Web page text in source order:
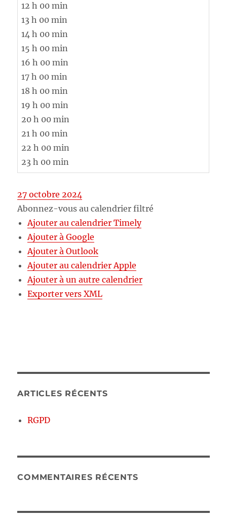
12 h 00 min
13 h 00 min
14 h 00 min
15 h 00 min
16 h 00 min
17 h 00 min
18 h 00 min
19 h 00 min
20 h 00 min
21 h 00 min
22 h 00 min
23 h 00 min
27 octobre 2024
Abonnez-vous au calendrier filtré
Ajouter au calendrier Timely
Ajouter à Google
Ajouter à Outlook
Ajouter au calendrier Apple
Ajouter à un autre calendrier
Exporter vers XML
ARTICLES RÉCENTS
RGPD
COMMENTAIRES RÉCENTS